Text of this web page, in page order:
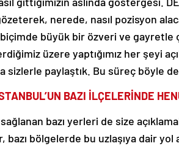
nerede, nasıl pozisyon
büyük bir özveri ve gayretle
üzere yaptığımız her şeyi
sizlerle paylaştık. Bu süreç böyle
BAZI İLÇELERİNDE
sağlanan bazı yerleri de size
bazı bölgelerde bu uzlaşıya dair